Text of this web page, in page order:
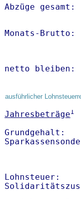
Abzüge
netto
ausführlicher
Jahresbeträge1
Lohnsteuer: